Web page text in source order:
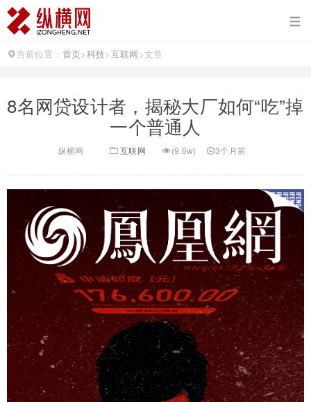
当前位置： 首页>科技>互联网>文章
8名网贷设计者，揭秘大厂如何“吃”掉
一个普通人
纵横网 互联网 (9.6w) 3个月前